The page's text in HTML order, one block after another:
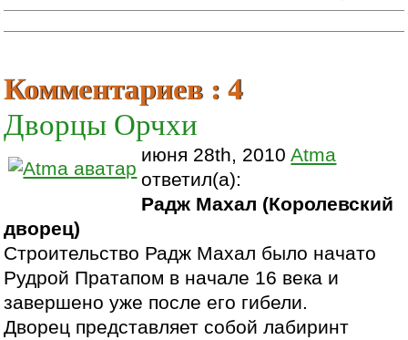
Комментариев : 4
Дворцы Орчхи
июня 28th, 2010Atma
ответил(а):
Радж Махал (Королевский
дворец)
Строительство Радж Махал было начато
Рудрой Пратапом в начале 16 века и
завершено уже после его гибели.
Дворец представляет собой лабиринт